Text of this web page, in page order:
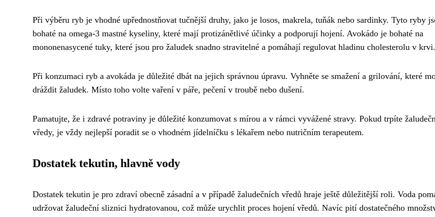
Při výběru ryb je vhodné upřednostňovat tučnější druhy, jako je losos, makrela, tuňák nebo sardinky. Tyto ryby
bohaté na omega-3 mastné kyseliny, které mají protizánětlivé účinky a podporují hojení. Avokádo je bohaté na
mononenasycené tuky, které jsou pro žaludek snadno stravitelné a pomáhají regulovat hladinu cholesterolu v krvi.
Při konzumaci ryb a avokáda je důležité dbát na jejich správnou úpravu. Vyhněte se smažení a grilování, které
dráždit žaludek. Místo toho volte vaření v páře, pečení v troubě nebo dušení.
Pamatujte, že i zdravé potraviny je důležité konzumovat s mírou a v rámci vyvážené stravy. Pokud trpíte
vředy, je vždy nejlepší poradit se o vhodném jídelníčku s lékařem nebo nutričním terapeutem.
Dostatek tekutin, hlavně vody
Dostatek tekutin je pro zdraví obecně zásadní a v případě žaludečních vředů hraje ještě důležitější roli. Voda
udržovat žaludeční sliznici hydratovanou, což může urychlit proces hojení vředů. Navíc pití dostatečného